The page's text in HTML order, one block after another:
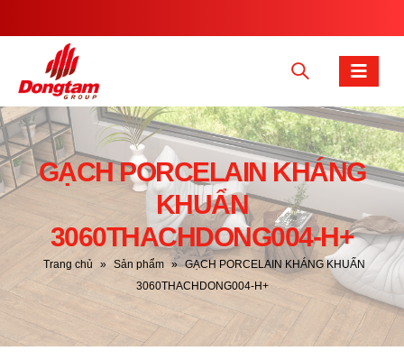
GẠCH PORCELAIN KHÁNG
KHUẨN
3060THACHDONG004-H+
Trang chủ » Sản phẩm » GẠCH PORCELAIN KHÁNG KHUẨN
3060THACHDONG004-H+